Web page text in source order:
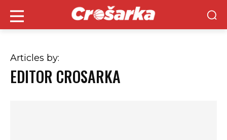
Articles by:
EDITOR CROSARKA